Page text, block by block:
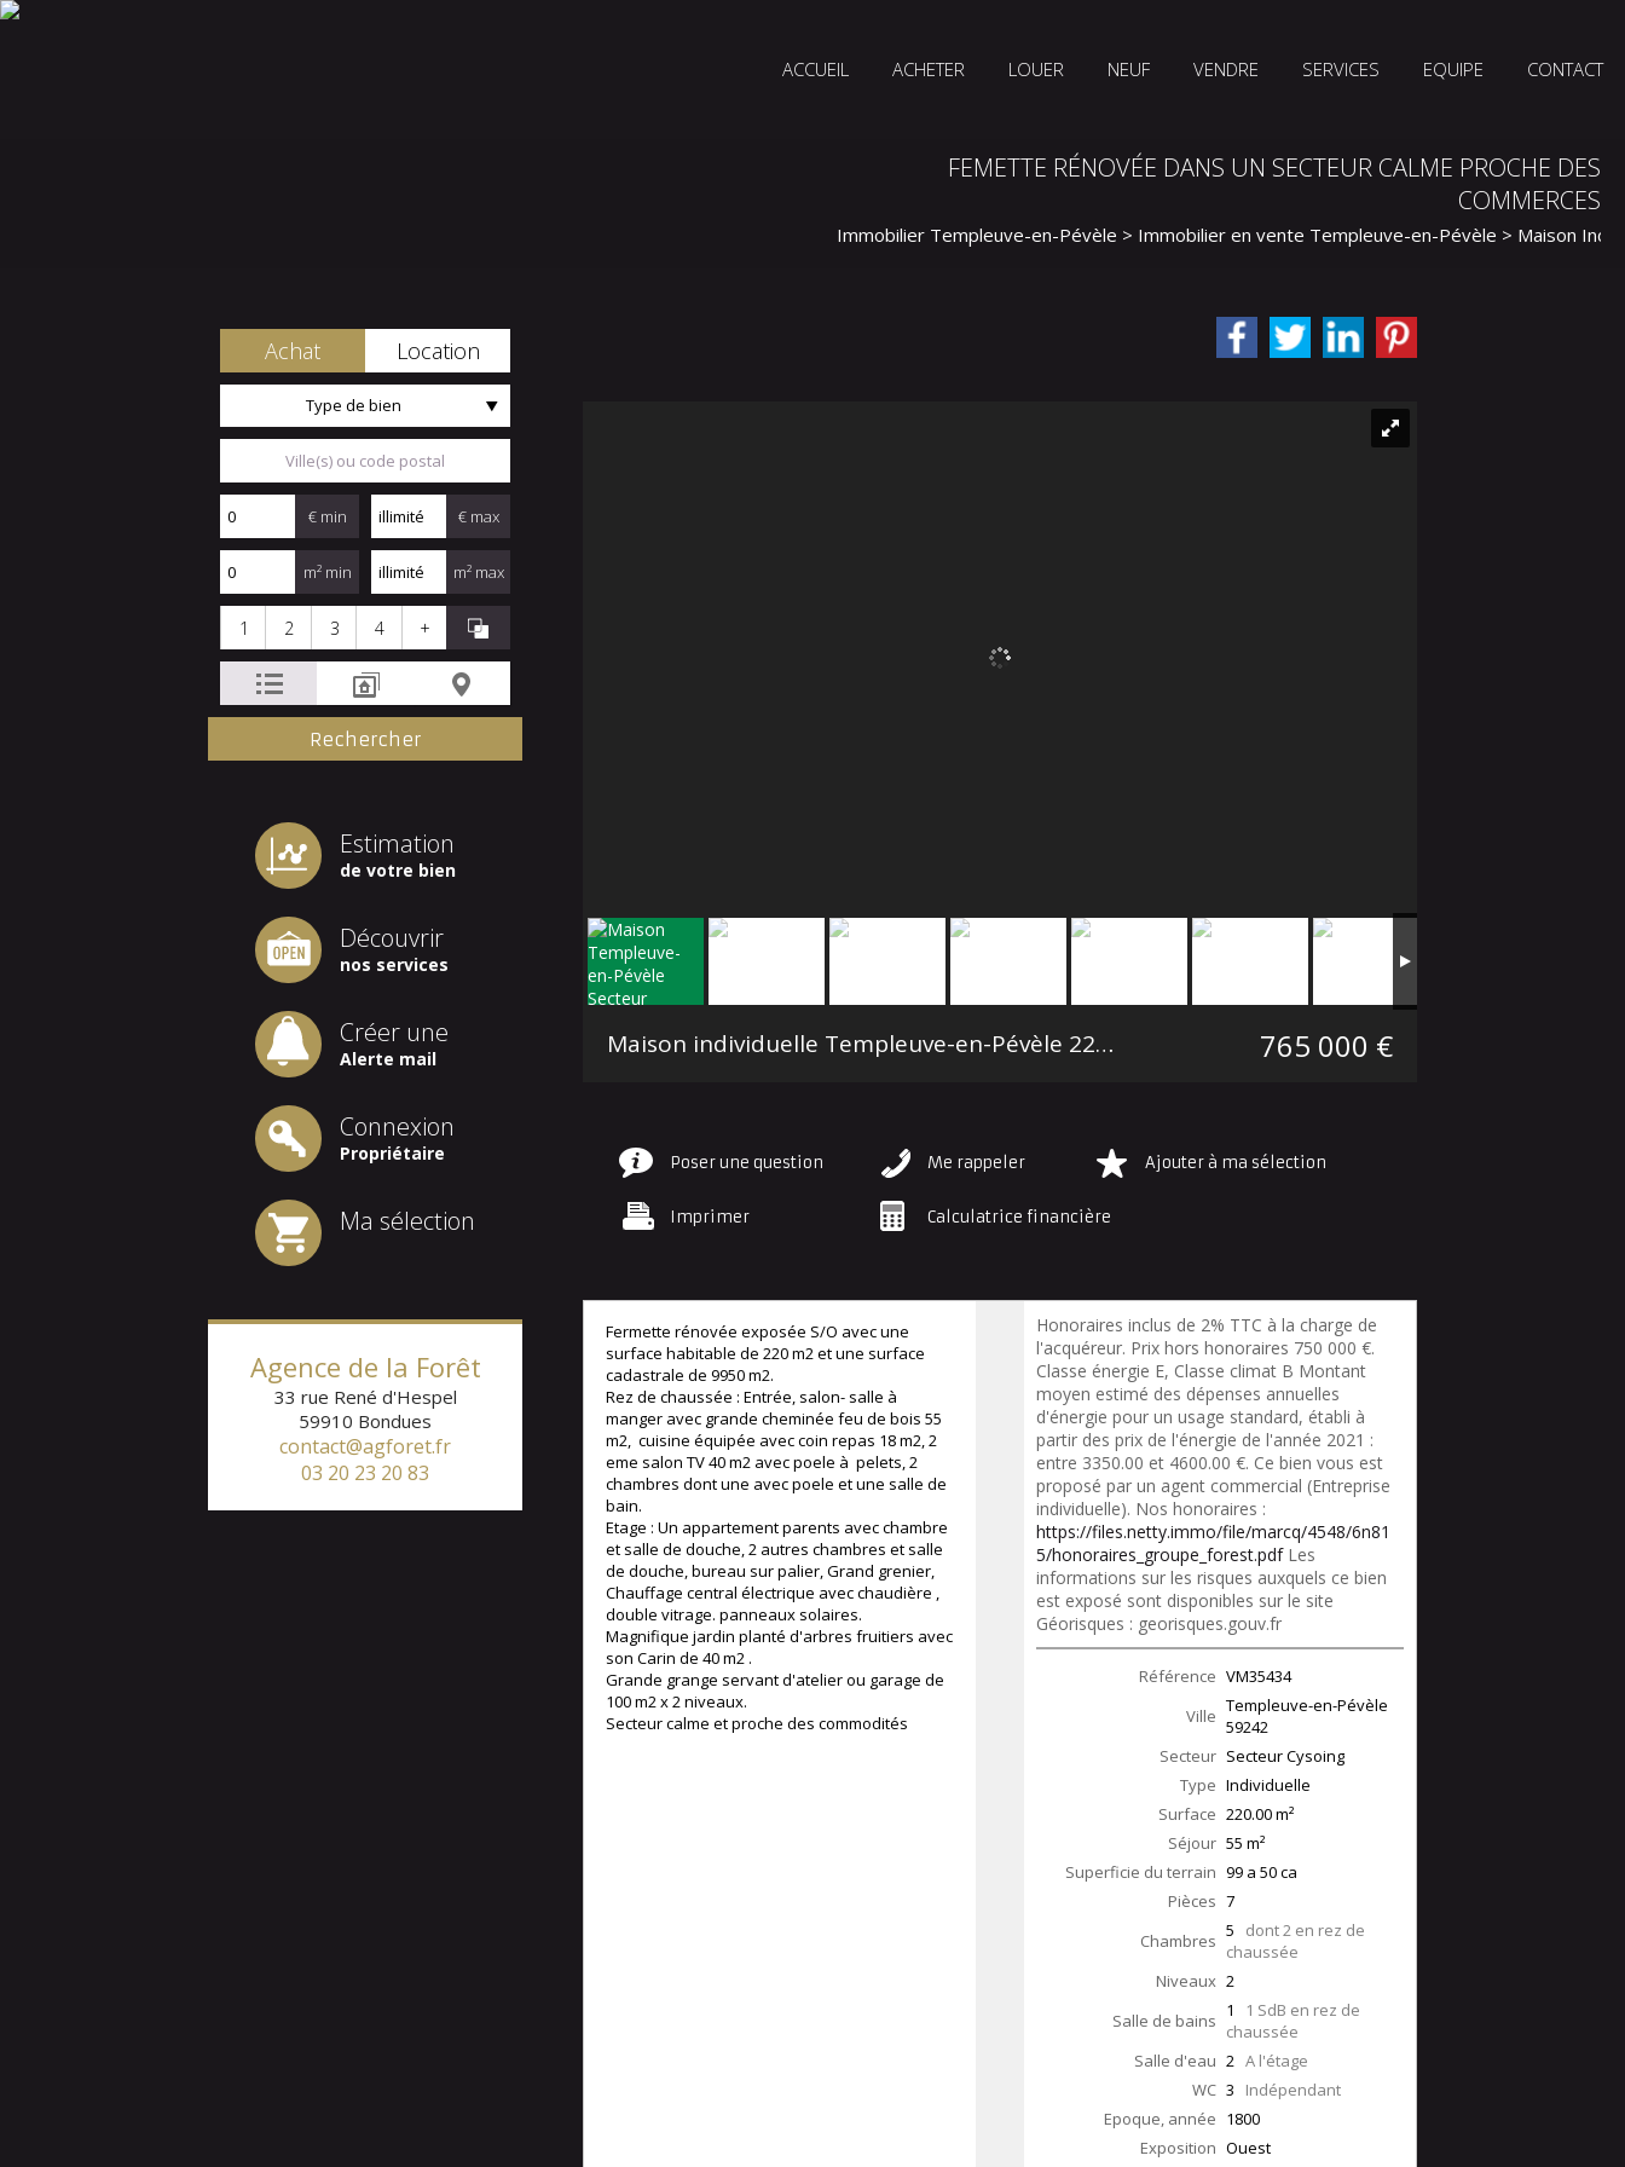
ACCUEIL ACHETER LOUER NEUF VENDRE SERVICES EQUIPE CONTACT
FEMETTE RÉNOVÉE DANS UN SECTEUR CALME PROCHE DES
COMMERCES
Immobilier Templeuve-en-Pévèle > Immobilier en vente Templeuve-en-Pévèle > Maison
Achat Location
Type de bien
€ min € max
m² min m² max
1 2 3 4 +
Estimation
de votre bien
Découvrir
nos services
Créer une
Alerte mail
Connexion
Propriétaire
Ma sélection
Agence de la Forêt
33 rue René d'Hespel
59910 Bondues
contact@agforet.fr
03 20 23 20 83
Maison individuelle Templeuve-en-Pévèle 220 m² 765 000 €
Poser une question Me rappeler Ajouter à ma sélection
Imprimer Calculatrice financière
Fermette rénovée exposée S/O avec une
surface habitable de 220 m2 et une surface
cadastrale de 9950 m2.
Rez de chaussée : Entrée, salon- salle à
manger avec grande cheminée feu de bois 55
m2, cuisine équipée avec coin repas 18 m2, 2
eme salon TV 40 m2 avec poele à pelets, 2
chambres dont une avec poele et une salle de
bain.
Etage : Un appartement parents avec chambre
et salle de douche, 2 autres chambres et salle
de douche, bureau sur palier, Grand grenier,
Chauffage central électrique avec chaudière ,
double vitrage. panneaux solaires.
Magnifique jardin planté d'arbres fruitiers avec
son Carin de 40 m2 .
Grande grange servant d'atelier ou garage de
100 m2 x 2 niveaux.
Secteur calme et proche des commodités
Honoraires inclus de 2% TTC à la charge de
l'acquéreur. Prix hors honoraires 750 000 €.
Classe énergie E, Classe climat B Montant
moyen estimé des dépenses annuelles
d'énergie pour un usage standard, établi à
partir des prix de l'énergie de l'année 2021 :
entre 3350.00 et 4600.00 €. Ce bien vous est
proposé par un agent commercial (Entreprise
individuelle). Nos honoraires :
https://files.netty.immo/file/marcq/4548/6n81
5/honoraires_groupe_forest.pdfLes
informations sur les risques auxquels ce bien
est exposé sont disponibles sur le site
Géorisques : georisques.gouv.fr
Référence VM35434
Ville Templeuve-en-Pévèle
59242
Secteur Secteur Cysoing
Type Individuelle
Surface 220.00m²
Séjour 55 m²
Superficie du terrain 99 a 50 ca
Pièces 7
Chambres 5 dont 2 en rez de
chaussée
Niveaux 2
Salle de bains 1
1 SdB en rez de
chaussée
Salle d'eau 2 A l'étage
WC 3 Indépendant
Epoque, année 1800
Exposition Ouest